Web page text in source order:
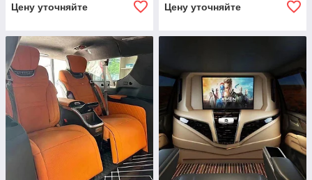
Цену уточняйте Цену уточняйте